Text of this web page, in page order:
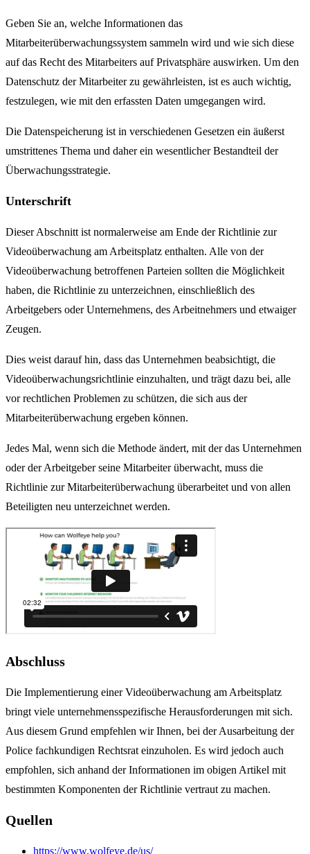
Geben Sie an, welche Informationen das
Mitarbeiterüberwachungssystem sammeln wird und wie sich diese
auf das Recht des Mitarbeiters auf Privatsphäre auswirken. Um den
Datenschutz der Mitarbeiter zu gewährleisten, ist es auch wichtig,
festzulegen, wie mit den erfassten Daten umgegangen wird.
Die Datenspeicherung ist in verschiedenen Gesetzen ein äußerst
umstrittenes Thema und daher ein wesentlicher Bestandteil der
Überwachungsstrategie.
Unterschrift
Dieser Abschnitt ist normalerweise am Ende der Richtlinie zur
Videoüberwachung am Arbeitsplatz enthalten. Alle von der
Videoüberwachung betroffenen Parteien sollten die Möglichkeit
haben, die Richtlinie zu unterzeichnen, einschließlich des
Arbeitgebers oder Unternehmens, des Arbeitnehmers und etwaiger
Zeugen.
Dies weist darauf hin, dass das Unternehmen beabsichtigt, die
Videoüberwachungsrichtlinie einzuhalten, und trägt dazu bei, alle
vor rechtlichen Problemen zu schützen, die sich aus der
Mitarbeiterüberwachung ergeben können.
Jedes Mal, wenn sich die Methode ändert, mit der das Unternehmen
oder der Arbeitgeber seine Mitarbeiter überwacht, muss die
Richtlinie zur Mitarbeiterüberwachung überarbeitet und von allen
Beteiligten neu unterzeichnet werden.
Abschluss
Die Implementierung einer Videoüberwachung am Arbeitsplatz
bringt viele unternehmensspezifische Herausforderungen mit sich.
Aus diesem Grund empfehlen wir Ihnen, bei der Ausarbeitung der
Police fachkundigen Rechtsrat einzuholen. Es wird jedoch auch
empfohlen, sich anhand der Informationen im obigen Artikel mit
bestimmten Komponenten der Richtlinie vertraut zu machen.
Quellen
https://www.wolfeye.de/us/